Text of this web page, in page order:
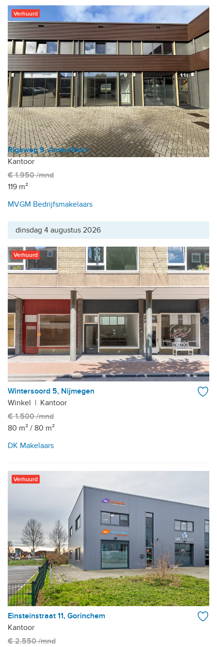
Verhuurd
Rigaweg 9, Amersfoort
Kantoor
€ 1.950 /mnd
119 m²
MVGM Bedrijfsmakelaars
dinsdag 4 augustus 2026
Verhuurd
Wintersoord 5, Nijmegen
Winkel | Kantoor
€ 1.500 /mnd
80 m² / 80 m²
DK Makelaars
Verhuurd
Einsteinstraat 11, Gorinchem
Kantoor
€ 2.550 /mnd